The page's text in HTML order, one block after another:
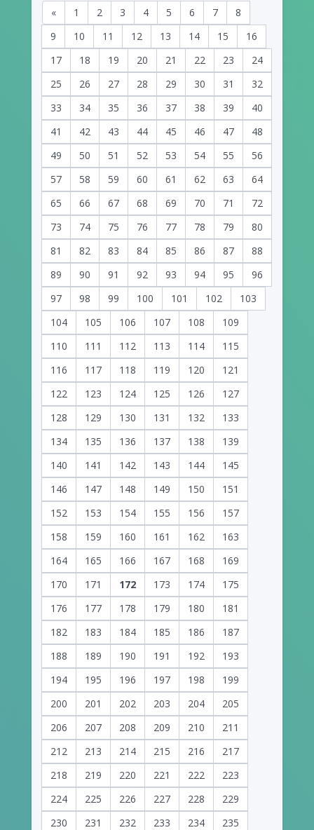
« 1 2 3 4 5 6 7
8
9
10 11 12 13 14 15
16
17
18 19 20 21 22 23
24
25
26 27 28 29 30 31
32
33
34 35 36 37 38 39
40
41
42 43 44 45 46 47
48
49
50 51 52 53 54 55
56
57
58 59 60 61 62 63
64
65
66 67 68 69 70 71
72
73
74 75 76 77 78 79
80
81
82 83 84 85 86 87
88
89
90 91 92 93 94 95
96
97
98 99 100 101 102
103
104
105 106 107 108
109
110
111 112 113 114
115
116
117 118 119 120
121
122
123 124 125 126
127
128
129 130 131 132
133
134
135 136 137 138
139
140
141 142 143 144
145
146
147 148 149 150
151
152
153 154 155 156
157
158
159 160 161 162
163
164
165 166 167 168
169
170
171 172 173 174
175
176
177 178 179 180
181
182
183 184 185 186
187
188
189 190 191 192
193
194
195 196 197 198
199
200
201 202 203 204
205
206
207 208 209 210
211
212
213 214 215 216
217
218
219 220 221 222
223
224
225 226 227 228
229
230
231 232 233 234
235